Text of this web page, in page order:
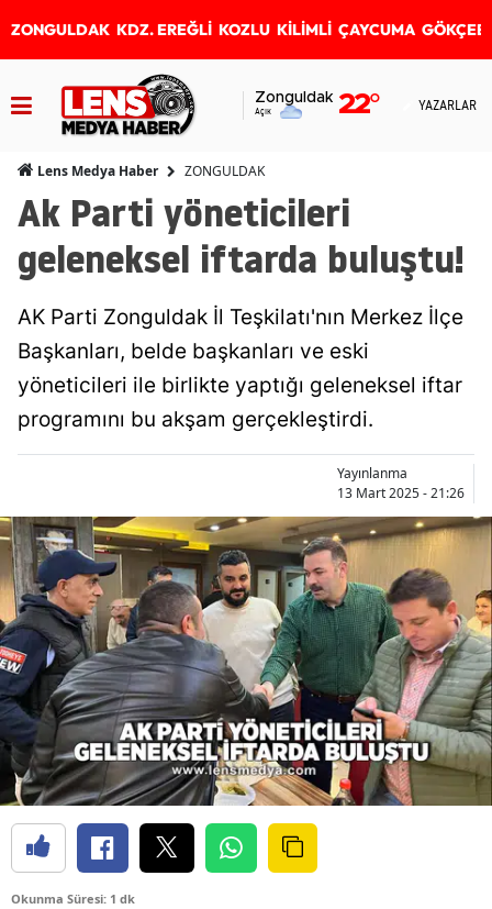
ZONGULDAK KDZ. EREĞLİ KOZLU KİLİMLİ ÇAYCUMA
Zonguldak
Açık 22° YAZARLAR
Lens Medya Haber ZONGULDAK
Ak Parti yöneticileri
geleneksel iftarda buluştu!
AK Parti Zonguldak İl Teşkilatı'nın Merkez İlçe
Başkanları, belde başkanları ve eski
yöneticileri ile birlikte yaptığı geleneksel iftar
programını bu akşam gerçekleştirdi.
Yayınlanma
13 Mart 2025 - 21:26
Okunma Süresi: 1 dk